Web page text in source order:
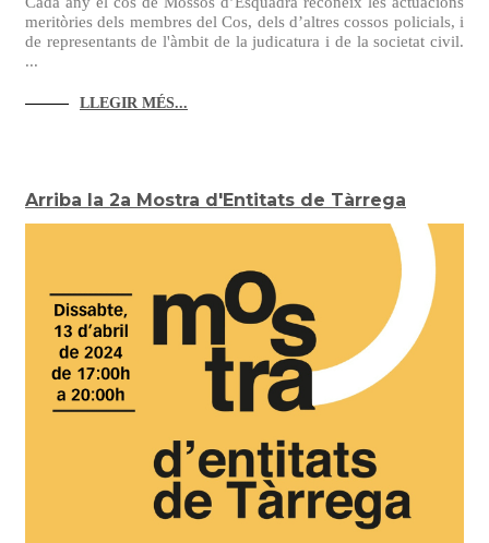
meritòries dels membres del Cos, dels d’altres cossos policials, i
de representants de l'àmbit de la judicatura i de la societat civil.
...
LLEGIR MÉS...
Arriba la 2a Mostra d'Entitats de Tàrrega